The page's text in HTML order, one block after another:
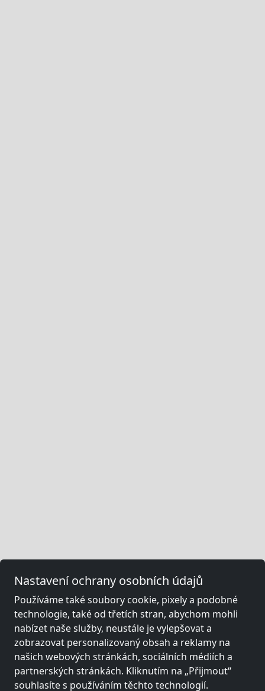
Nastavení ochrany osobních údajů
Používáme také soubory cookie, pixely a podobné
technologie, také od třetích stran, abychom mohli
nabízet naše služby, neustále je vylepšovat a
zobrazovat personalizovaný obsah a reklamy na
našich webových stránkách, sociálních médiích a
partnerských stránkách. Kliknutím na „Přijmout“
souhlasíte s používáním těchto technologií.